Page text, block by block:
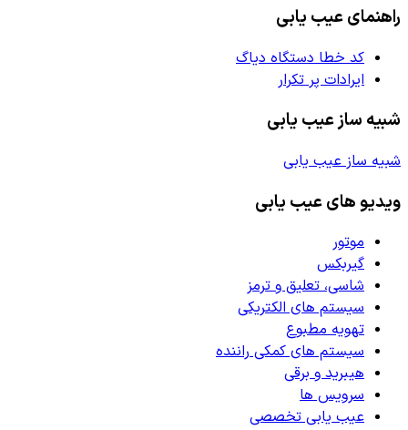
راهنمای عیب یابی
کد خطا دستگاه دیاگ
ایرادات پر تکرار
شبیه ساز عیب یابی
شبیه ساز عیب یابی
ویدیو های عیب یابی
موتور
گیربکس
شاسی، تعلیق و ترمز
سیستم های الکتریکی
تهویه مطبوع
سیستم های کمکی راننده
هیبرید و برقی
سرویس ها
عیب یابی تخصصی